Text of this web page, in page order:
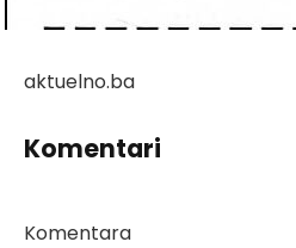
aktuelno.ba
Komentari
Komentara